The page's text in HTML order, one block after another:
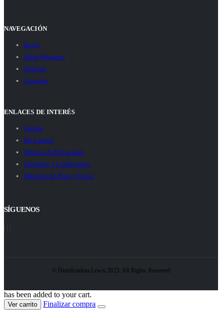
NAVEGACIÓN
Inicio
Sobre Nosotros
Noticias
Contacto
ENLACES DE INTERÉS
Tienda
Mi Cuenta
Política de Privacidad
Términos y Condiciones
Métodos de Pago y Envío
SÍGUENOS
© Distribuidora Lewis 2025. All Rights Reserved
has been added to your cart.
Ver carrito Finalizar compra